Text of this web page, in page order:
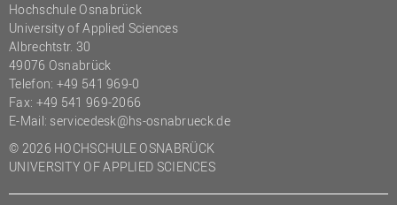
Hochschule Osnabrück
University of Applied Sciences
Albrechtstr. 30
49076 Osnabrück
Telefon: +49 541 969-0
Fax: +49 541 969-2066
E-Mail: servicedesk@hs-osnabrueck.de
© 2026 HOCHSCHULE OSNABRÜCK
UNIVERSITY OF APPLIED SCIENCES